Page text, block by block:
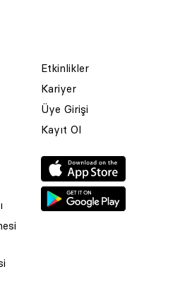
Etkinlikler
Kariyer
Üye Girişi
Kayıt Ol
Tanıtım Tic. Ltd. Şti. Bu Sitede Bulunan